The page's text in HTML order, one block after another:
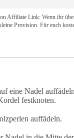
Affiliate Link: Wenn ihr
Provision. Für euch
eine Nadel
festknoten.
auffädeln.